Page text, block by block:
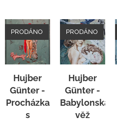
Hujber
Günter -
Procházka
s
PRODÁNO
Hujber
Günter -
Babylonská
věž
PRODÁNO